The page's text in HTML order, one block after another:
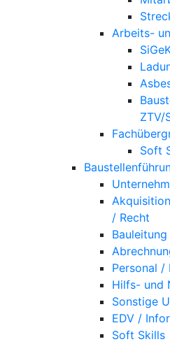
Arbeits-
ZTV/
Soft
/ Recht
Personal /
Hilfs- und
Sonstige
EDV /
Soft Skills